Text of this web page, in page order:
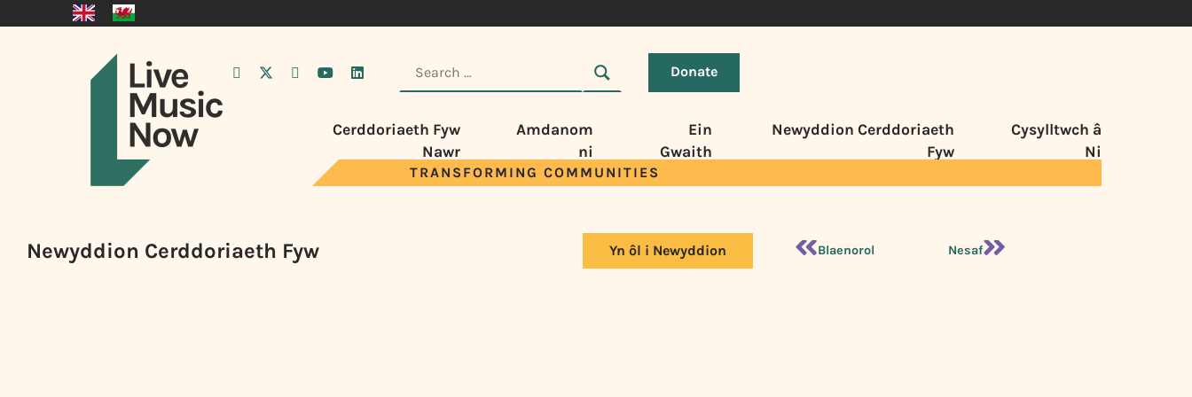
Donate
Cerddoriaeth Fyw
Nawr
Amdanom
ni
Ein
Gwaith
Newyddion Cerddoriaeth
Fyw
Cysylltwch â
Ni
TRANSFORMING COMMUNITIES
Newyddion Cerddoriaeth Fyw Yn ôl i Newyddion Blaenorol Nesaf